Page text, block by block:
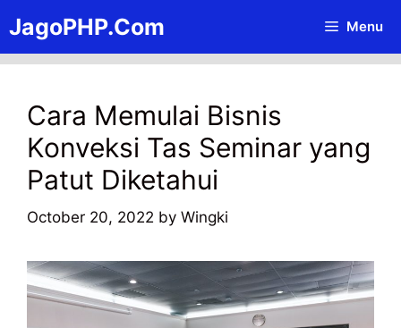
to
content
JagoPHP.Com Menu
Cara Memulai Bisnis
Konveksi Tas Seminar yang
Patut Diketahui
October 20, 2022 by Wingki